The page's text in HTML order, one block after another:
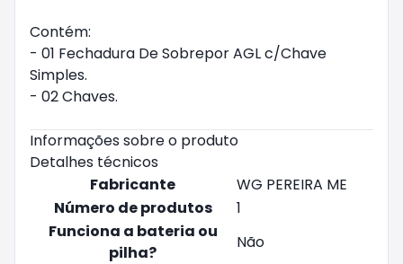
Contém:
- 01 Fechadura De Sobrepor AGL c/Chave
Simples.
- 02 Chaves.
Informações sobre o produto
Detalhes técnicos
Fabricante
‎WG PEREIRA ME
Número de produtos
‎1
Funciona a bateria ou
pilha?
‎Não